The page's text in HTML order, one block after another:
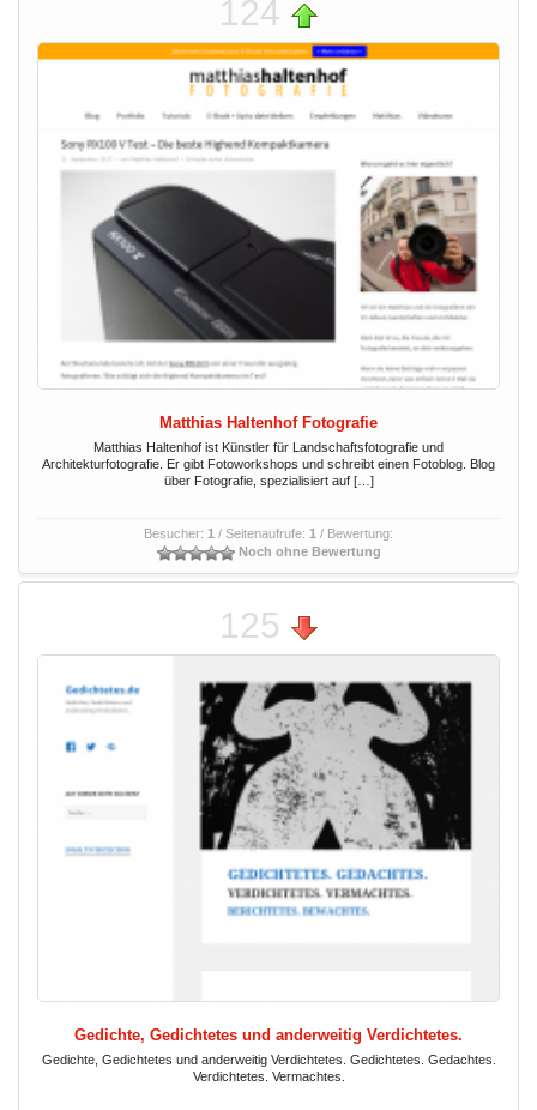
124
Matthias Haltenhof Fotografie
Matthias Haltenhof ist Künstler für Landschaftsfotografie und
Architekturfotografie. Er gibt Fotoworkshops und schreibt einen Fotoblog. Blog
über Fotografie, spezialisiert auf […]
Besucher: 1 / Seitenaufrufe: 1 / Bewertung:
Noch ohne Bewertung
125
Gedichte, Gedichtetes und anderweitig Verdichtetes.
Gedichte, Gedichtetes und anderweitig Verdichtetes. Gedichtetes. Gedachtes.
Verdichtetes. Vermachtes.